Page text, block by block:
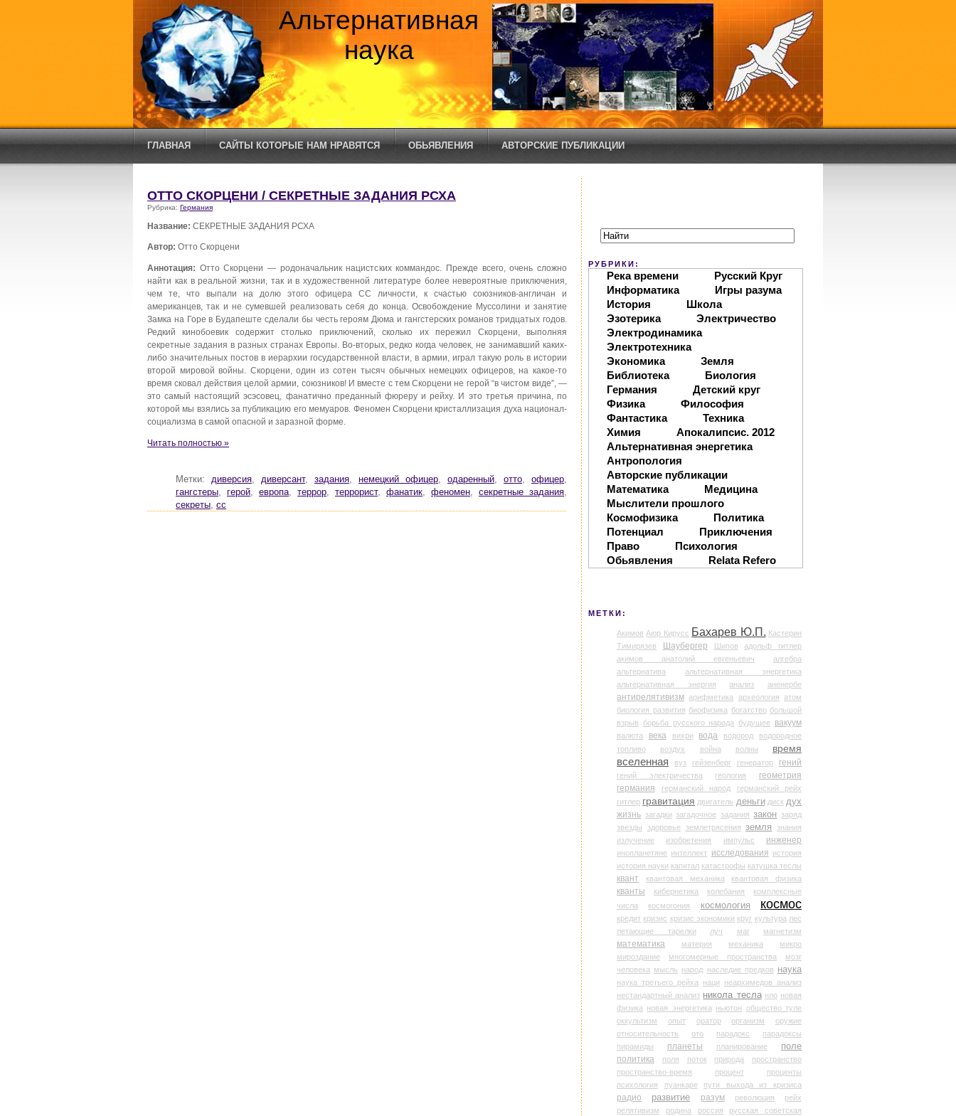
Альтернативная
наука
ГЛАВНАЯ САЙТЫ КОТОРЫЕ НАМ НРАВЯТСЯ ОБЬЯВЛЕНИЯ АВТОРСКИЕ ПУБЛИКАЦИИ
ОТТО СКОРЦЕНИ / СЕКРЕТНЫЕ ЗАДАНИЯ РСХА
Рубрика: Германия
Название: СЕКРЕТНЫЕ ЗАДАНИЯ РСХА
Автор: Отто Скорцени
Аннотация: Отто Скорцени — родоначальник нацистских коммандос. Прежде всего, очень сложно
найти как в реальной жизни, так и в художественной литературе более невероятные приключения,
чем те, что выпали на долю этого офицера СС личности, к счастью союзников-англичан и
американцев, так и не сумевшей реализовать себя до конца. Освобождение Муссолини и занятие
Замка на Горе в Будапеште сделали бы честь героям Дюма и гангстерских романов тридцатых годов.
Редкий кинобоевик содержит столько приключений, сколько их пережил Скорцени, выполняя
секретные задания в разных странах Европы. Во-вторых, редко когда человек, не занимавший каких-
либо значительных постов в иерархии государственной власти, в армии, играл такую роль в истории
второй мировой войны. Скорцени, один из сотен тысяч обычных немецких офицеров, на какое-то
время сковал действия целой армии, союзников! И вместе с тем Скорцени не герой “в чистом виде”, —
это самый настоящий эсэсовец, фанатично преданный фюреру и рейху. И это третья причина, по
которой мы взялись за публикацию его мемуаров. Феномен Скорцени кристаллизация духа национал-
социализма в самой опасной и заразной форме.
Читать полностью »
Метки: диверсия диверсант, задания немецкий офицер одаренный отто офицер
гангстеры
герой европа террор террорист, фанатик феномен секретные задания
секреты сс
РУБРИКИ:
Река времени
Русский Круг
Информатика
Игры разума
История
Школа
Эзотерика
Электричество
Электродинамика
Электротехника
Экономика
Земля
Библиотека
Биология
Германия
Детский круг
Физика
Философия
Фантастика
Техника
Химия
Апокалипсис. 2012
Альтернативная энергетика
Антропология
Авторские публикации
Математика
Медицина
Мыслители прошлого
Космофизика
Политика
Потенциал
Приключения
Право
Психология
Обьявления
Relata Refero
МЕТКИ:
Акимов Аюр Кирусс Бахарев Ю.П. Кастерин
Тимирязев
Шаубергер Шипов
адольф гитлер
акимов анатолий евгеньевич
алгебра
альтернатива
альтернативная энергетика
альтернативная энергия
анализ аненербе
антирелятивизм арифметика археология атом
биология развития биофизика богатство большой
взрыв
борьба русского народа будущее вакуум
валюта века вихри вода водород
водородное
топливо
воздух война волны
время
вселенная
вуз гейзенберг генератор гений
гений электричества геология
геометрия
германия
германский народ
германский рейх
гитлер гравитация двигатель деньги диск дух
жизнь загадки загадочное задания закон заряд
звезды
здоровье землетрясения земля
знания
излучение
изобретения импульс инженер
инопланетяне интеллект исследования история
история науки капитал катастрофы катушка теслы
квант квантовая механика квантовая физика
кванты кибернетика колебания
комплексные
числа
космогония космология космос
кредит кризис кризис экономики круг культура лес
летающие тарелки
луч маг магнетизм
математика материя механика
микро
мироздание
многомерные пространства
мозг
человека мысль народ наследие предков наука
наука третьего рейха наци
неархимедов анализ
нестандартный анализ никола тесла нло новая
физика новая энергетика ньютон общество туле
оккультизм
опыт оратор организм
оружие
относительность
ото парадокс
парадоксы
пирамиды
планеты планирование
поле
политика
поля поток природа
пространство
пространство-время
процент
проценты
психология
пуанкаре пути выхода из кризиса
радио развитие разум революция
рейх
релятивизм
родина россия
русская советская